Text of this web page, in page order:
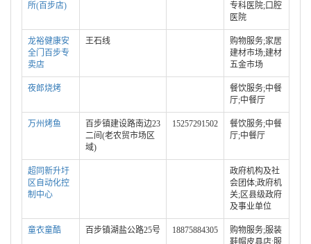
所(百步店)
专科医院;口腔
医院
龙裕健康安
全门百步专
卖店
王石线
购物服务;家居
建材市场;建材
五金市场
夜郎烧烤
餐饮服务;中餐
厅;中餐厅
万州烤鱼
百步镇建设路南边23
二间(老农贸市场区
域)
15257291502
餐饮服务;中餐
厅;中餐厅
超同新升圩
区自动化控
制中心
政府机构及社
会团体;政府机
关;区县级政府
及事业单位
童衣童酷 百步镇湖盐公路25号 18875884305
购物服务;服装
鞋帽皮具店;服